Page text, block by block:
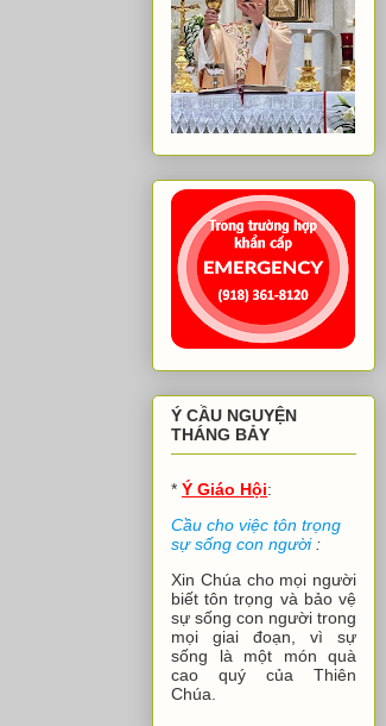
Ý CẦU NGUYỆN
THÁNG BẢY
* Ý Giáo Hội:
Cầu cho việc tôn trọng
sự sống con người:
Xin Chúa cho mọi người
biết tôn trọng và bảo vệ
sự sống con người trong
mọi giai đoạn, vì sự
sống là một món quà
cao quý của Thiên
Chúa.